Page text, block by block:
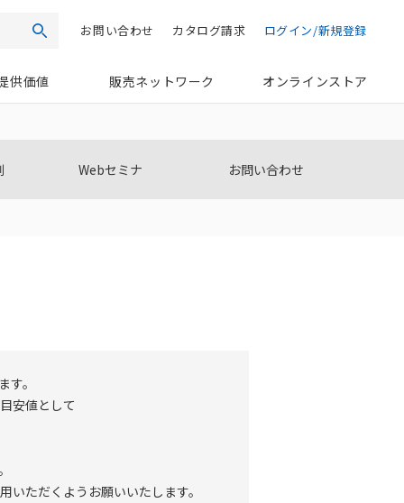
検索 ログイン/新規登録
カタログ請求
お問い合わせ
供価値 販売ネットワーク オンラインストア
Webセミナ お問い合わせ
。
安値として
ただくようお願いいたします。